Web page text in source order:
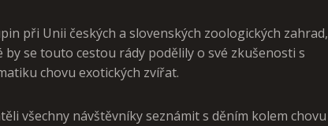
při Unii českých a slovenských zoologických zahrad,
se touto cestou rády podělily o své zkušenosti s
chovu exotických zvířat.
všechny návštěvníky seznámit s děním kolem chovu